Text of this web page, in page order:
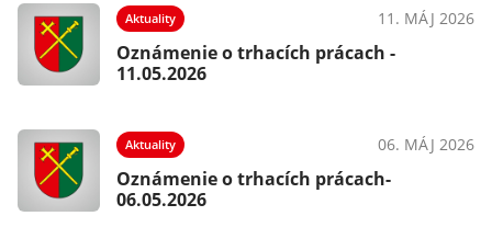
Aktuality 11. MÁJ 2026
Oznámenie o trhacích prácach -
11.05.2026
Aktuality 06. MÁJ 2026
Oznámenie o trhacích prácach-
06.05.2026